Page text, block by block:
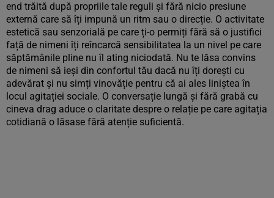
end trăită după propriile tale reguli și fără nicio presiune
externă care să îți impună un ritm sau o direcție. O activitate
estetică sau senzorială pe care ți-o permiți fără să o justifici
față de nimeni îți reîncarcă sensibilitatea la un nivel pe care
săptămânile pline nu îl ating niciodată. Nu te lăsa convins
de nimeni să ieși din confortul tău dacă nu îți dorești cu
adevărat și nu simți vinovăție pentru că ai ales liniștea în
locul agitației sociale. O conversație lungă și fără grabă cu
cineva drag aduce o claritate despre o relație pe care agitația
cotidiană o lăsase fără atenție suficientă.